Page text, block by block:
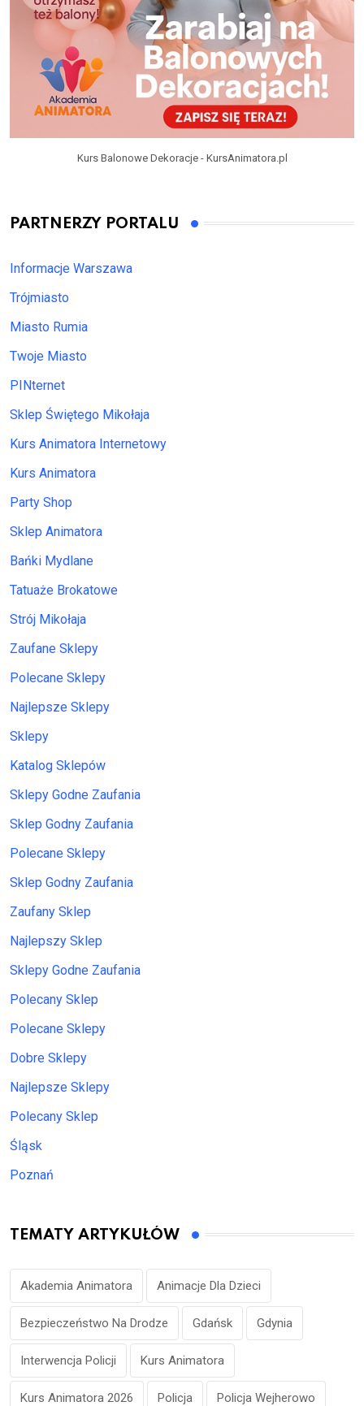
Kurs Balonowe Dekoracje - KursAnimatora.pl
PARTNERZY PORTALU
Informacje Warszawa
Trójmiasto
Miasto Rumia
Twoje Miasto
PINternet
Sklep Świętego Mikołaja
Kurs Animatora Internetowy
Kurs Animatora
Party Shop
Sklep Animatora
Bańki Mydlane
Tatuaże Brokatowe
Strój Mikołaja
Zaufane Sklepy
Polecane Sklepy
Najlepsze Sklepy
Sklepy
Katalog Sklepów
Sklepy Godne Zaufania
Sklep Godny Zaufania
Polecane Sklepy
Sklep Godny Zaufania
Zaufany Sklep
Najlepszy Sklep
Sklepy Godne Zaufania
Polecany Sklep
Polecane Sklepy
Dobre Sklepy
Najlepsze Sklepy
Polecany Sklep
Śląsk
Poznań
TEMATY ARTYKUŁÓW
Akademia Animatora Animacje Dla Dzieci
Bezpieczeństwo Na Drodze Gdańsk Gdynia
Interwencja Policji Kurs Animatora
Kurs Animatora 2026 Policja Policja Wejherowo